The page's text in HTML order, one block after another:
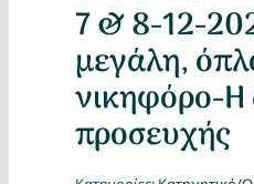
7 & 8-12-
μεγάλη,
νικηφόρο-Η
προσευχής